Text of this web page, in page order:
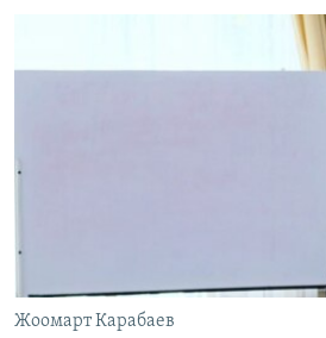
ОНЛАЙН ШЕРИНЕ
Жоомарт Карабаев